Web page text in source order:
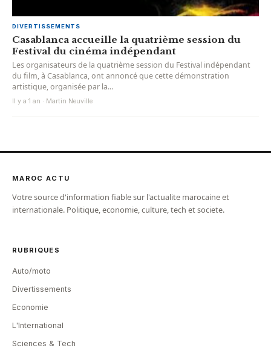
DIVERTISSEMENTS
Casablanca accueille la quatrième session du
Festival du cinéma indépendant
Les organisateurs de la quatrième session du Festival indépendant
du film, à Casablanca, ont annoncé que cette démonstration
artistique, organisée par la...
Il y a 1 an · Martin Neuville
MAROC ACTU
Votre source d'information fiable sur l'actualite marocaine et
internationale. Politique, economie, culture, tech et societe.
RUBRIQUES
Auto/moto
Divertissements
Economie
L'International
Sciences & Tech